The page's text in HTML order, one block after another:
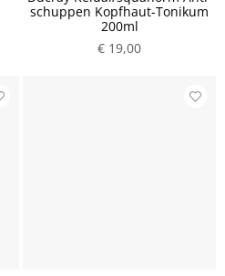
schuppen Kopfhaut-Tonikum
200ml
€ 19,00